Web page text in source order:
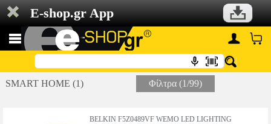
E-shop.gr App
SMART HOME (1) Φίλτρα (1/99)
BELKIN F5Z0489VF WEMO LED LIGHTING